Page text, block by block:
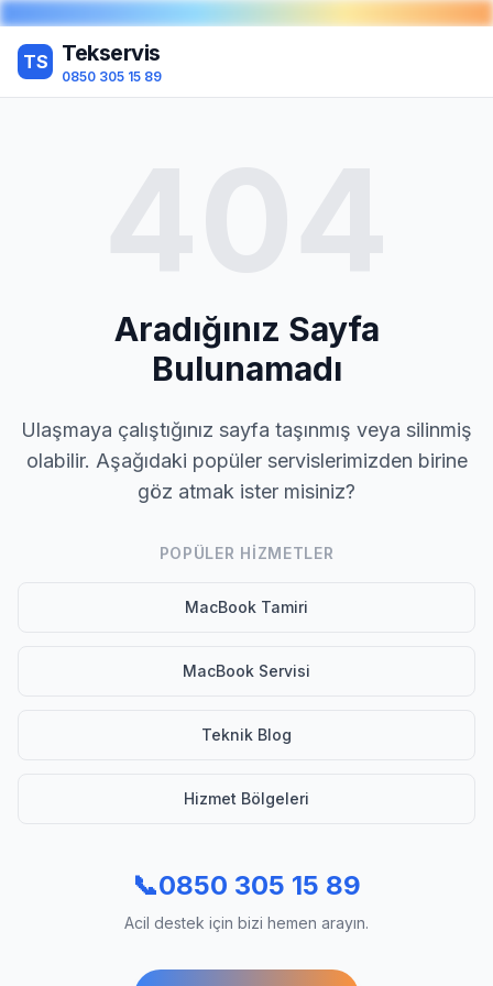
TS Tekservis
0850 305 15 89
Aradığınız Sayfa
Bulunamadı
Ulaşmaya çalıştığınız sayfa taşınmış veya silinmiş
olabilir. Aşağıdaki popüler servislerimizden birine
göz atmak ister misiniz?
POPÜLER HIZMETLER
MacBook Tamiri
MacBook Servisi
Teknik Blog
Hizmet Bölgeleri
📞0850 305 15 89
Acil destek için bizi hemen arayın.